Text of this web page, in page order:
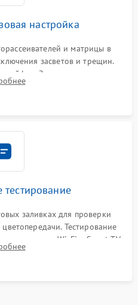
настройка
и матрицы в
засветов и трещин.
Закрытие корпуса.
программного обеспечения.
заливках для проверки
Тестирование
модуля Wi-Fi и Smart TV
нескольких часов.